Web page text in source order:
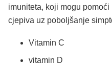
imuniteta, koji mogu
cjepiva uz poboljšanje
Vitamin C
vitamin D